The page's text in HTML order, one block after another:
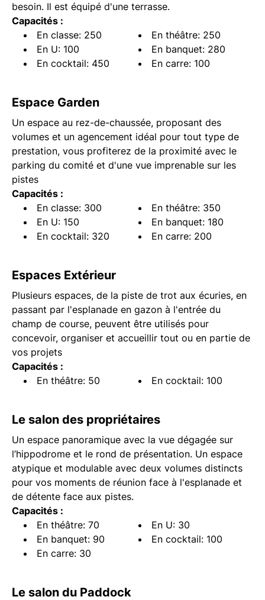
besoin. Il est équipé d'une terrasse.
Capacités :
En classe: 250
En théâtre: 250
En U: 100
En banquet: 280
En cocktail: 450
En carre: 100
Espace Garden
Un espace au rez-de-chaussée, proposant des
volumes et un agencement idéal pour tout type de
prestation, vous profiterez de la proximité avec le
parking du comité et d'une vue imprenable sur les
pistes
Capacités :
En classe: 300
En théâtre: 350
En U: 150
En banquet: 180
En cocktail: 320
En carre: 200
Espaces Extérieur
Plusieurs espaces, de la piste de trot aux écuries, en
passant par l'esplanade en gazon à l'entrée du
champ de course, peuvent être utilisés pour
concevoir, organiser et accueillir tout ou en partie de
vos projets
Capacités :
En théâtre: 50
En cocktail: 100
Le salon des propriétaires
Un espace panoramique avec la vue dégagée sur
l’hippodrome et le rond de présentation. Un espace
atypique et modulable avec deux volumes distincts
pour vos moments de réunion face à l'esplanade et
de détente face aux pistes.
Capacités :
En théâtre: 70
En U: 30
En banquet: 90
En cocktail: 100
En carre: 30
Le salon du Paddock